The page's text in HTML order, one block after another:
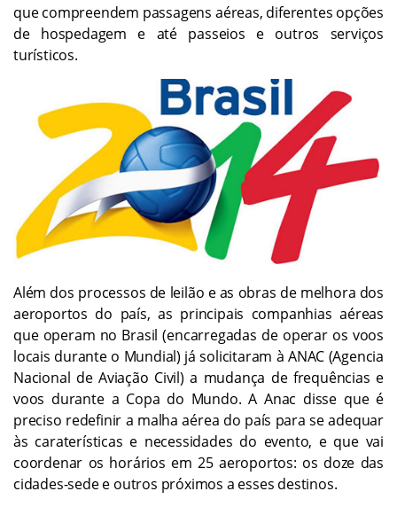
que compreendem passagens aéreas, diferentes opções
de hospedagem e até passeios e outros serviços
turísticos.
Além dos processos de leilão e as obras de melhora dos
aeroportos do país, as principais companhias aéreas
que operam no Brasil (encarregadas de operar os voos
locais durante o Mundial) já solicitaram à ANAC (Agencia
Nacional de Aviação Civil) a mudança de frequências e
voos durante a Copa do Mundo. A Anac disse que é
preciso redefinir a malha aérea do país para se adequar
às caraterísticas e necessidades do evento, e que vai
coordenar os horários em 25 aeroportos: os doze das
cidades-sede e outros próximos a esses destinos.